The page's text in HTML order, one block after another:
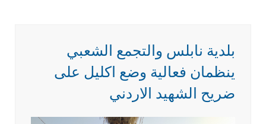
بلدية نابلس والتجمع الشعبي
ينظمان فعالية وضع اكليل على
ضريح الشهيد الاردني